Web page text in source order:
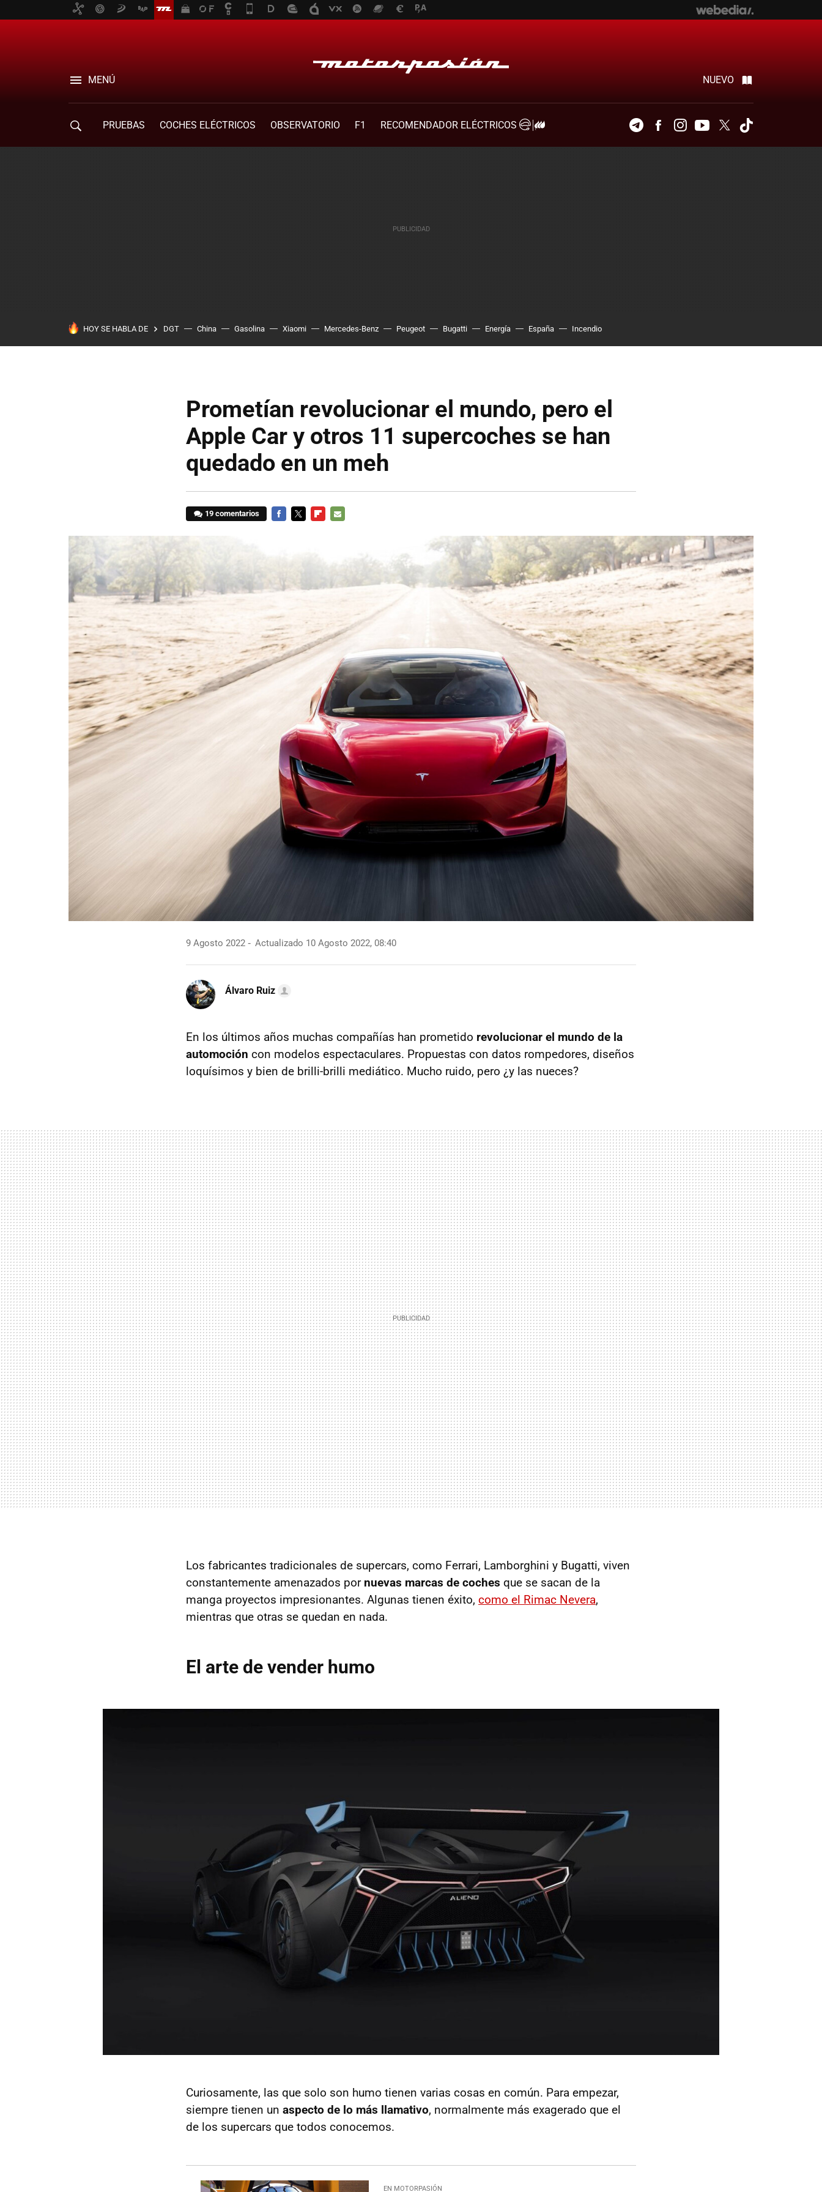
MENÚ NUEVO
PRUEBAS COCHES ELÉCTRICOS OBSERVATORIO F1
RECOMENDADOR ELÉCTRICOS
TelegramFacebookInstagramYoutubeTwitter
HOY SE HABLA DE DGT China Gasolina Xiaomi Mercedes-Benz Peugeot Bugatti Energía España Incendio
Prometían revolucionar el mundo, pero el
Apple Car y otros 11 supercoches se han
quedado en un meh
19 comentarios
9 Agosto 2022 Actualizado 10 Agosto 2022, 08:40
Álvaro Ruiz
En los últimos años muchas compañías han prometido revolucionar el mundo de la
automoción con modelos espectaculares. Propuestas con datos rompedores, diseños
loquísimos y bien de brilli-brilli mediático. Mucho ruido, pero ¿y las nueces?
Los fabricantes tradicionales de supercars, como Ferrari, Lamborghini y Bugatti, viven
constantemente amenazados por nuevas marcas de coches que se sacan de la
manga proyectos impresionantes. Algunas tienen éxito, como el Rimac Nevera,
mientras que otras se quedan en nada.
El arte de vender humo
Curiosamente, las que solo son humo tienen varias cosas en común. Para empezar,
siempre tienen un aspecto de lo más llamativo, normalmente más exagerado que el
de los supercars que todos conocemos.
EN MOTORPASIÓN